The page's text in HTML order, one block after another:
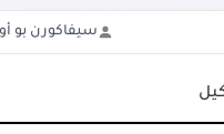
سيفاكورن بو